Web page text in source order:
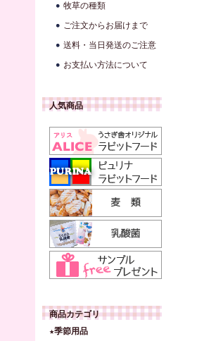
牧草の種類
ご注文からお届けまで
送料・当日発送のご注意
お支払い方法について
人気商品
商品カテゴリ
★季節用品